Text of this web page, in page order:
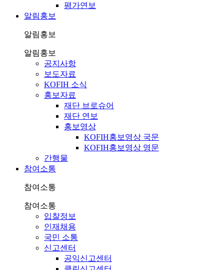
평가연보
알림홍보
알림홍보
알림홍보
공지사항
보도자료
KOFIH 소식
홍보자료
재단 브로슈어
재단 연보
홍보영상
KOFIH홍보영상 국문
KOFIH홍보영상 영문
간행물
참여소통
참여소통
참여소통
입찰정보
인재채용
국민 소통
신고센터
공익신고센터